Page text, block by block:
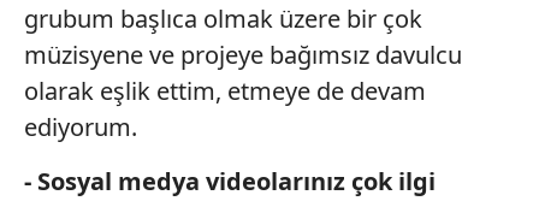
grubum başlıca olmak üzere bir çok
müzisyene ve projeye bağımsız davulcu
olarak eşlik ettim, etmeye de devam
ediyorum.
- Sosyal medya videolarınız çok ilgi